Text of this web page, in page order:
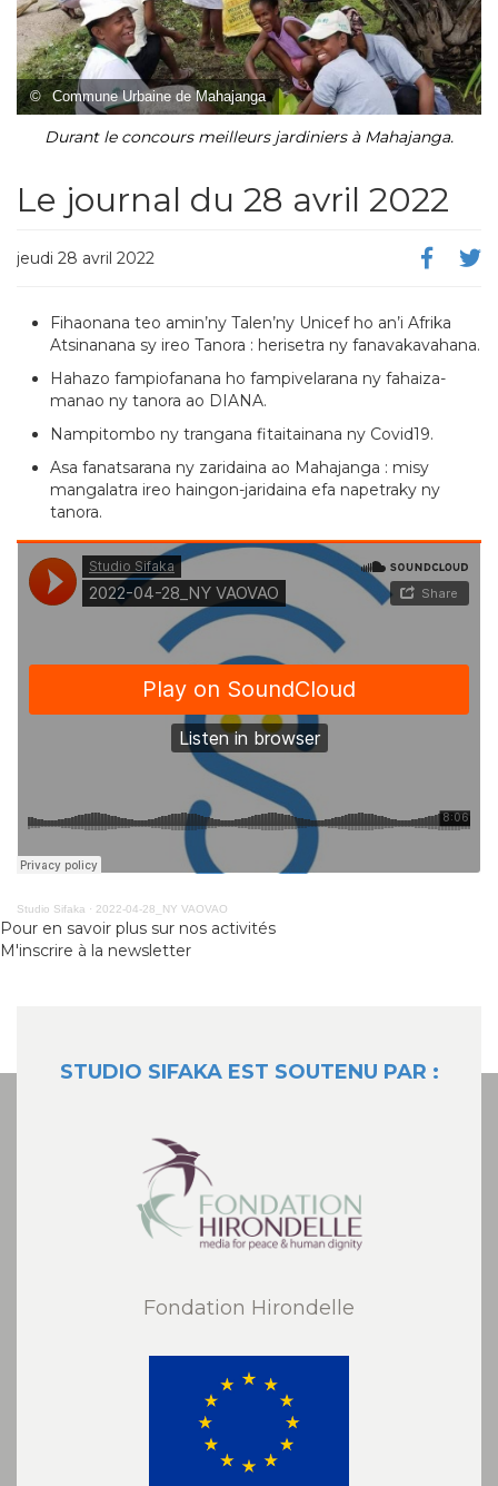
© Commune Urbaine de Mahajanga
Durant le concours meilleurs jardiniers à Mahajanga.
Le journal du 28 avril 2022
jeudi 28 avril 2022
Fihaonana teo amin’ny Talen’ny Unicef ho an’i Afrika
Atsinanana sy ireo Tanora : herisetra ny fanavakavahana.
Hahazo fampiofanana ho fampivelarana ny fahaiza-
manao ny tanora ao DIANA.
Nampitombo ny trangana fitaitainana ny Covid19.
Asa fanatsarana ny zaridaina ao Mahajanga : misy
mangalatra ireo haingon-jaridaina efa napetraky ny
tanora.
Studio Sifaka · 2022-04-28_NY VAOVAO
Pour en savoir plus sur nos activités
M'inscrire à la newsletter
STUDIO SIFAKA EST SOUTENU PAR :
Fondation Hirondelle